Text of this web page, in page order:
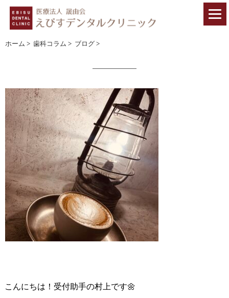
ホーム > 歯科コラム > ブログ >
こんにちは！受付助手の村上です🌼